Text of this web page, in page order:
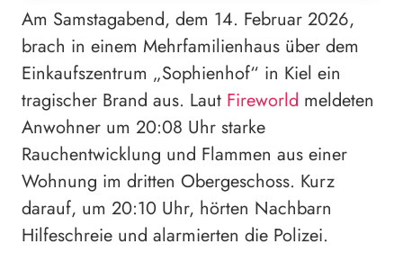
Am Samstagabend, dem 14. Februar 2026,
brach in einem Mehrfamilienhaus über dem
Einkaufszentrum „Sophienhof“ in Kiel ein
tragischer Brand aus. Laut Fireworld meldeten
Anwohner um 20:08 Uhr starke
Rauchentwicklung und Flammen aus einer
Wohnung im dritten Obergeschoss. Kurz
darauf, um 20:10 Uhr, hörten Nachbarn
Hilfeschreie und alarmierten die Polizei.